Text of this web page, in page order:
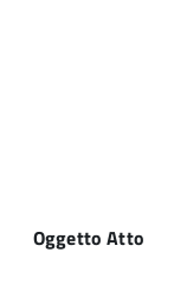
Oggetto Atto